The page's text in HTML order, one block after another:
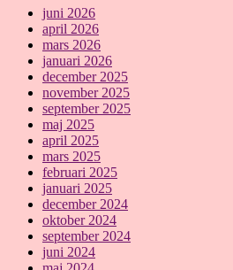
juni 2026
april 2026
mars 2026
januari 2026
december 2025
november 2025
september 2025
maj 2025
april 2025
mars 2025
februari 2025
januari 2025
december 2024
oktober 2024
september 2024
juni 2024